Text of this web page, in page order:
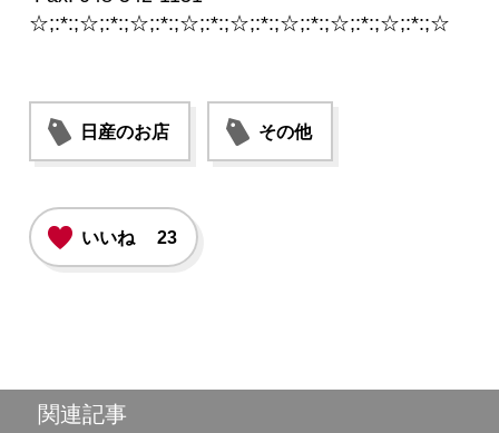
☆;:*:;☆;:*:;☆;:*:;☆;:*:;☆;:*:;☆;:*:;☆;:*:;☆;:*:;☆
日産のお店 その他
いいね 23
関連記事